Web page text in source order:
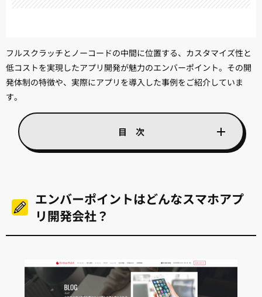
フルスクラッチとノーコードの中間に位置する、カスタマイズ性と
低コストを実現したアプリ開発が魅力のエンバーポイント。その開
発体制の特徴や、実際にアプリを導入した事例をご紹介していま
す。
エンバーポイントはどんなスマホアプ
リ開発会社？